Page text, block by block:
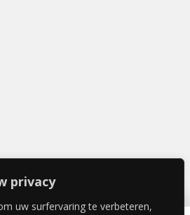
privacy
uw surfervaring te verbeteren,